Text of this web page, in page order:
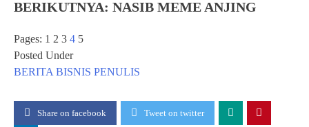
BERIKUTNYA: NASIB MEME ANJING
Pages: 1 2 3 4 5
Posted Under
BERITA BISNIS PENULIS
Share on facebook Tweet on twitter